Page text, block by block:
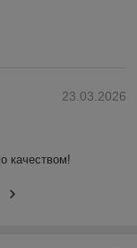
23.03.2026
качеством!